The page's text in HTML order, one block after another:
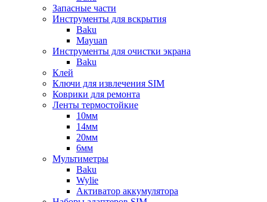
Запасные части
Инструменты для вскрытия
Baku
Mayuan
Инструменты для очистки экрана
Baku
Клей
Ключи для извлечения SIM
Коврики для ремонта
Ленты термостойкие
10мм
14мм
20мм
6мм
Мультиметры
Baku
Wylie
Активатор аккумулятора